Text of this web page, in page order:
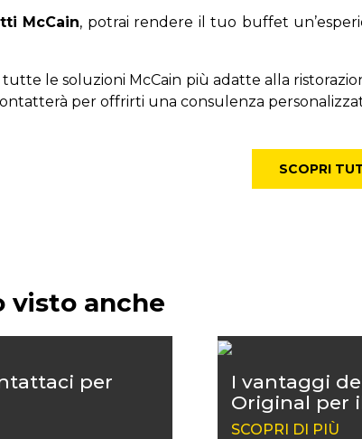
McCain, potrai rendere il tuo buffet
tutte le soluzioni McCain più adatte alla
per offrirti una consulenza
SCOPRI
visto anche
per
I vantaggi
Original per
SCOPRI DI PIÙ